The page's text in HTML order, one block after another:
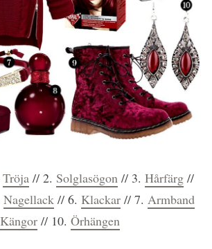
Tröja // 2. Solglasögon // 3. Hårfärg //
Nagellack // 6. Klackar // 7. Armband
Kängor // 10. Örhängen